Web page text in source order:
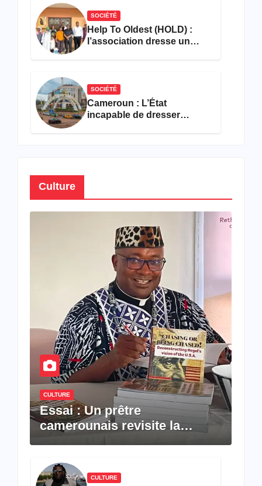
SOCIÉTÉ
Help To Oldest (HOLD) :
l’association dresse un
SOCIÉTÉ
Cameroun : L’État
incapable de dresser
Culture
CULTURE
Essai : Un prêtre
camerounais revisite la
pensée de Hegel à travers le
CULTURE